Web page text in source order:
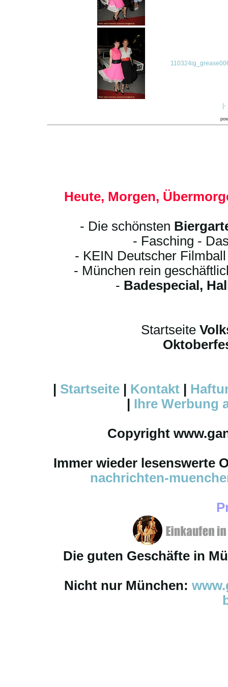
Heute, Morgen,
- Die schönsten
- Fasching -
- KEIN Deutscher
- München rein
- Badespecial,
Startseite
Startseite Kontakt
Ihre Werbung
Copyright
Immer wieder lesenswerte
nachrichten-
Die guten Geschäfte in
Nicht nur München: